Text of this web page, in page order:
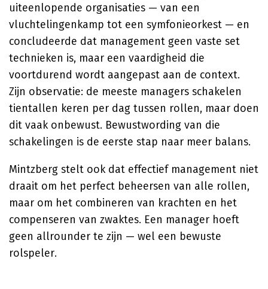
uiteenlopende organisaties — van een
vluchtelingenkamp tot een symfonieorkest — en
concludeerde dat management geen vaste set
technieken is, maar een vaardigheid die
voortdurend wordt aangepast aan de context.
Zijn observatie: de meeste managers schakelen
tientallen keren per dag tussen rollen, maar doen
dit vaak onbewust. Bewustwording van die
schakelingen is de eerste stap naar meer balans.
Mintzberg stelt ook dat effectief management niet
draait om het perfect beheersen van alle rollen,
maar om het combineren van krachten en het
compenseren van zwaktes. Een manager hoeft
geen allrounder te zijn — wel een bewuste
rolspeler.